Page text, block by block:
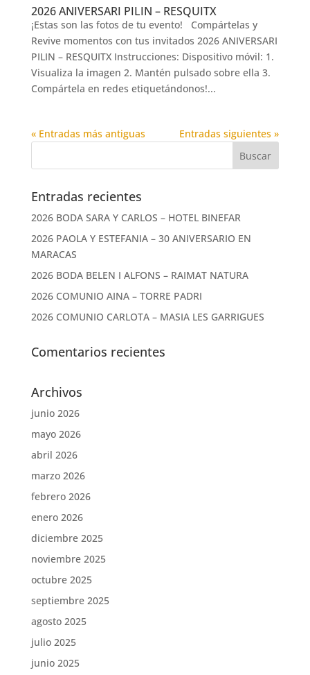
2026 ANIVERSARI PILIN – RESQUITX
¡Estas son las fotos de tu evento! Compártelas y
Revive momentos con tus invitados 2026 ANIVERSARI
PILIN – RESQUITX Instrucciones: Dispositivo móvil: 1.
Visualiza la imagen 2. Mantén pulsado sobre ella 3.
Compártela en redes etiquetándonos!...
« Entradas más antiguas Entradas siguientes »
Entradas recientes
2026 BODA SARA Y CARLOS – HOTEL BINEFAR
2026 PAOLA Y ESTEFANIA – 30 ANIVERSARIO EN
MARACAS
2026 BODA BELEN I ALFONS – RAIMAT NATURA
2026 COMUNIO AINA – TORRE PADRI
2026 COMUNIO CARLOTA – MASIA LES GARRIGUES
Comentarios recientes
Archivos
junio 2026
mayo 2026
abril 2026
marzo 2026
febrero 2026
enero 2026
diciembre 2025
noviembre 2025
octubre 2025
septiembre 2025
agosto 2025
julio 2025
junio 2025